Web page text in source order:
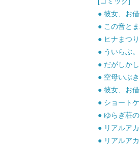
● 彼女、お
● この音と
● ヒナまつ
● ういらぶ
● だがしか
● 空母いぶ
● 彼女、お
● ショート
● ゆらぎ荘
● リアルア
● リアルア